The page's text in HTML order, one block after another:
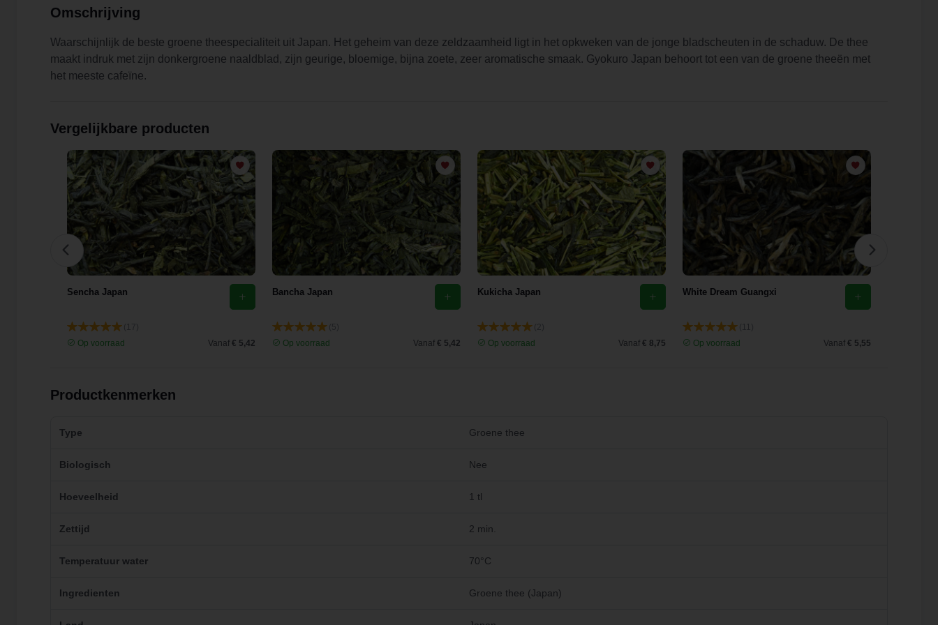
Omschrijving
Waarschijnlijk de beste groene theespecialiteit uit Japan. Het geheim van deze zeldzaamheid ligt in het opkweken van de jonge bladscheuten in de schaduw. De thee
maakt indruk met zijn donkergroene naaldblad, zijn geurige, bloemige, bijna zoete, zeer aromatische smaak. Gyokuro Japan behoort tot een van de groene theeën met
het meeste cafeïne.
Vergelijkbare producten
Sencha Japan
Op voorraad
Vanaf € 5,42
Bancha Japan
Op voorraad
Vanaf € 5,42
Kukicha Japan
Op voorraad
Vanaf € 8,75
White Dream Guangxi
Op voorraad
Vanaf € 5,55
Productkenmerken
Type Groene thee
Biologisch Nee
Hoeveelheid 1 tl
Zettijd 2 min.
Temperatuur water 70°C
Ingredienten Groene thee (Japan)